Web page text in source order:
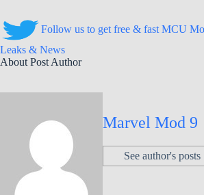
Follow us to get free & fast MCU
Leaks & News
About Post Author
Marvel Mod 9
See author's posts